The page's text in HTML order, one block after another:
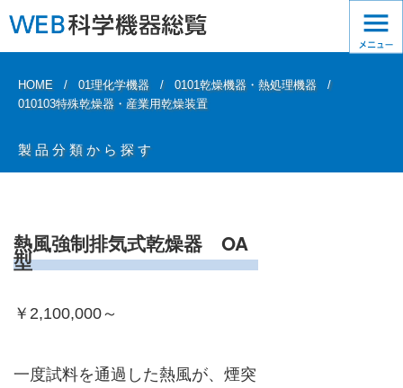
HOME 01理化学機器
0101乾燥機器・熱処理機器
010103特殊乾燥器・産業用乾燥装置
製品分類から探す
熱風強制排気式乾燥器 OA
型
￥2,100,000～
一度試料を通過した熱風が、煙突